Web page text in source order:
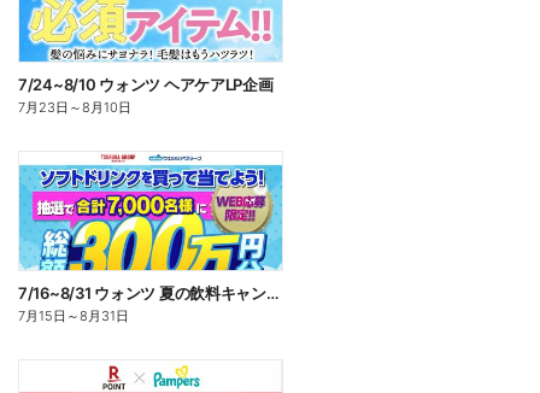
7/24~8/10 ウォンツ ヘアケアLP企画
7月23日 ～8月10日
7/16~8/31 ウォンツ 夏の飲料キャンペーン
7月15日 ～8月31日